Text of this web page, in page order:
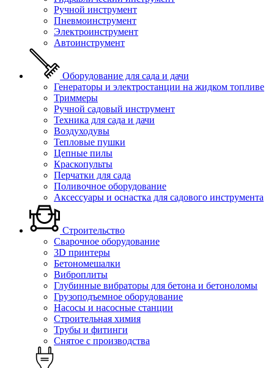
Ручной инструмент
Пневмоинструмент
Электроинструмент
Автоинструмент
Оборудование для сада и дачи
Генераторы и электростанции на жидком топливе
Триммеры
Ручной садовый инструмент
Техника для сада и дачи
Воздуходувы
Тепловые пушки
Цепные пилы
Краскопульты
Перчатки для сада
Поливочное оборудование
Аксессуары и оснастка для садового инструмента
Строительство
Сварочное оборудование
3D принтеры
Бетономешалки
Виброплиты
Глубинные вибраторы для бетона и бетоноломы
Грузоподъемное оборудование
Насосы и насосные станции
Строительная химия
Трубы и фитинги
Снятое с производства